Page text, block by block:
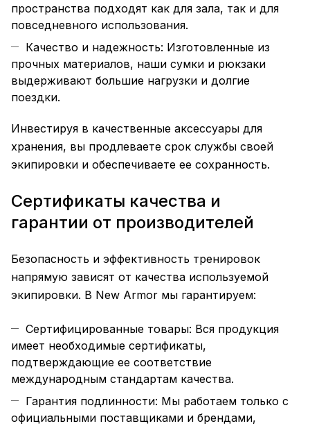
пространства подходят как для зала, так и для
повседневного использования.
Качество и надежность: Изготовленные из
прочных материалов, наши сумки и рюкзаки
выдерживают большие нагрузки и долгие
поездки.
Инвестируя в качественные аксессуары для
хранения, вы продлеваете срок службы своей
экипировки и обеспечиваете ее сохранность.
Сертификаты качества и
гарантии от производителей
Безопасность и эффективность тренировок
напрямую зависят от качества используемой
экипировки. В New Armor мы гарантируем:
Сертифицированные товары: Вся продукция
имеет необходимые сертификаты,
подтверждающие ее соответствие
международным стандартам качества.
Гарантия подлинности: Мы работаем только с
официальными поставщиками и брендами,